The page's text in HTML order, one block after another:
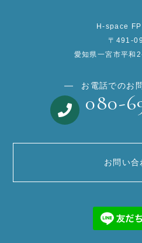
H-space
〒491-
愛知県一宮市平和
お電話でのお
080-
お問い合